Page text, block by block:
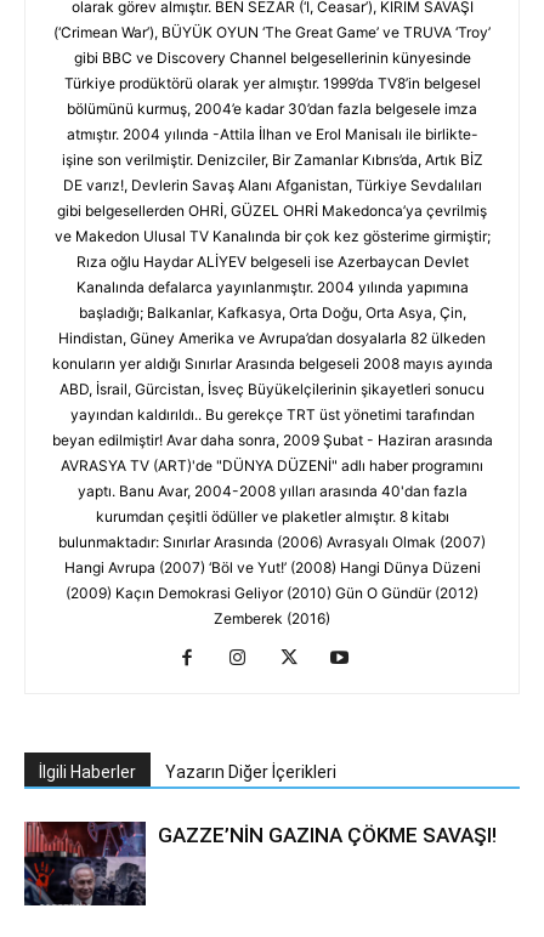
olarak görev almıştır. BEN SEZAR (‘I, Ceasar’), KIRIM SAVAŞI
(‘Crimean War’), BÜYÜK OYUN ‘The Great Game’ ve TRUVA ‘Troy’
gibi BBC ve Discovery Channel belgesellerinin künyesinde
Türkiye prodüktörü olarak yer almıştır. 1999’da TV8’in belgesel
bölümünü kurmuş, 2004’e kadar 30’dan fazla belgesele imza
atmıştır. 2004 yılında -Attila İlhan ve Erol Manisalı ile birlikte-
işine son verilmiştir. Denizciler, Bir Zamanlar Kıbrıs’da, Artık BİZ
DE varız!, Devlerin Savaş Alanı Afganistan, Türkiye Sevdalıları
gibi belgesellerden OHRİ, GÜZEL OHRİ Makedonca’ya çevrilmiş
ve Makedon Ulusal TV Kanalında bir çok kez gösterime girmiştir;
Rıza oğlu Haydar ALİYEV belgeseli ise Azerbaycan Devlet
Kanalında defalarca yayınlanmıştır. 2004 yılında yapımına
başladığı; Balkanlar, Kafkasya, Orta Doğu, Orta Asya, Çin,
Hindistan, Güney Amerika ve Avrupa’dan dosyalarla 82 ülkeden
konuların yer aldığı Sınırlar Arasında belgeseli 2008 mayıs ayında
ABD, İsrail, Gürcistan, İsveç Büyükelçilerinin şikayetleri sonucu
yayından kaldırıldı.. Bu gerekçe TRT üst yönetimi tarafından
beyan edilmiştir! Avar daha sonra, 2009 Şubat - Haziran arasında
AVRASYA TV (ART)'de "DÜNYA DÜZENİ" adlı haber programını
yaptı. Banu Avar, 2004-2008 yılları arasında 40'dan fazla
kurumdan çeşitli ödüller ve plaketler almıştır. 8 kitabı
bulunmaktadır: Sınırlar Arasında (2006) Avrasyalı Olmak (2007)
Hangi Avrupa (2007) ‘Böl ve Yut!’ (2008) Hangi Dünya Düzeni
(2009) Kaçın Demokrasi Geliyor (2010) Gün O Gündür (2012)
Zemberek (2016)
İlgili Haberler Yazarın Diğer İçerikleri
GAZZE’NİN GAZINA ÇÖKME SAVAŞI!